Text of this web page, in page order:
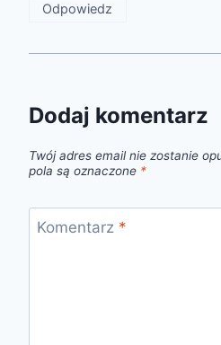
Odpowiedz
Dodaj komentarz
Twój adres email nie zostanie
pola są oznaczone *
Komentarz *